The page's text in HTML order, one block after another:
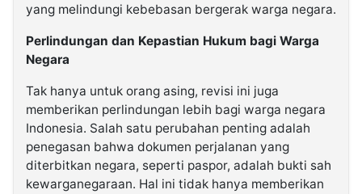
yang melindungi kebebasan bergerak warga negara.
Perlindungan dan Kepastian Hukum bagi Warga
Negara
Tak hanya untuk orang asing, revisi ini juga
memberikan perlindungan lebih bagi warga negara
Indonesia. Salah satu perubahan penting adalah
penegasan bahwa dokumen perjalanan yang
diterbitkan negara, seperti paspor, adalah bukti sah
kewarganegaraan. Hal ini tidak hanya memberikan